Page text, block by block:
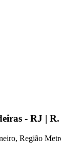
- RJ |
Região